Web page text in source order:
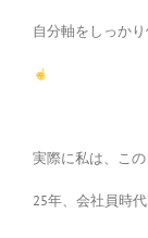
自分軸をしっか
実際に私は、こ
25年、会社員時